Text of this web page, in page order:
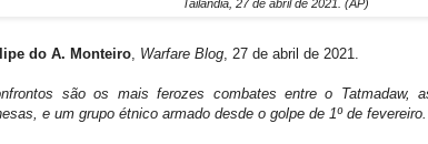
Tailândia, 27 de abril de 2021. (AP)
do A. Monteiro, Warfare Blog, 27 de abril de 2021.
são os mais ferozes combates entre o Tatmadaw,
e um grupo étnico armado desde o golpe de 1º de fevereiro.